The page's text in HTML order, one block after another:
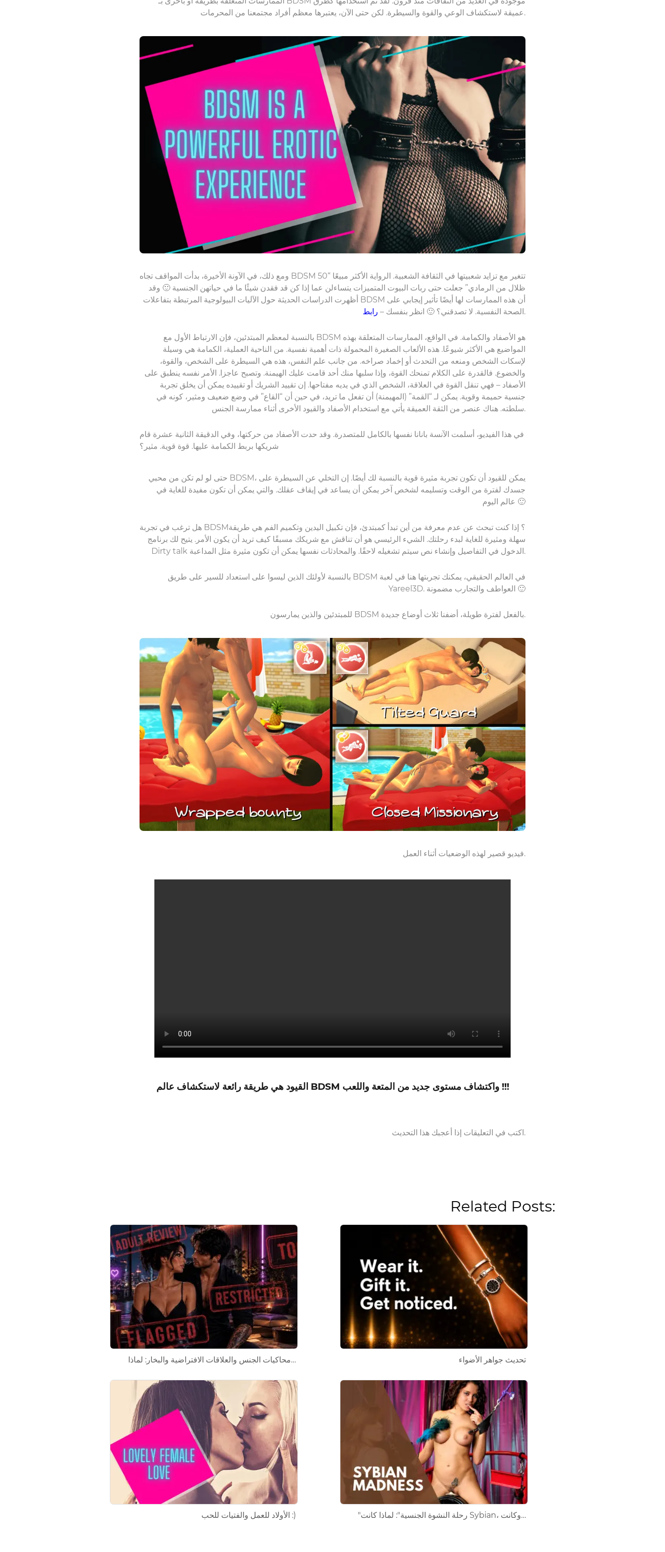
عميقة لاستكشاف الوعي والقوة والسيطرة. لكن حتى الآن، يعتبرها معظم أفراد مجتمعنا من المحرمات.
ومع ذلك، في الآونة الأخيرة، بدأت المواقف تجاه BDSM تتغير مع تزايد شعبيتها في الثقافة الشعبية. الرواية الأكثر مبيعًا “50
ظلال من الرمادي” جعلت حتى ربات البيوت المتميزات يتساءلن عما إذا كن قد فقدن شيئًا ما في حياتهن الجنسية 🙂 وقد
أظهرت الدراسات الحديثة حول الآليات البيولوجية المرتبطة بتفاعلات BDSM أن هذه الممارسات لها أيضًا تأثير إيجابي على
الصحة النفسية. لا تصدقني؟ 🙂 انظر بنفسك – رابط .
بالنسبة لمعظم المبتدئين، فإن الارتباط الأول مع BDSM هو الأصفاد والكمامة. في الواقع، الممارسات المتعلقة بهذه
المواضيع هي الأكثر شيوعًا. هذه الألعاب الصغيرة المحمولة ذات أهمية نفسية. من الناحية العملية، الكمامة هي وسيلة
لإسكات الشخص ومنعه من التحدث أو إخماد صراخه. من جانب علم النفس، هذه هي السيطرة على الشخص، والقوة،
والخضوع. فالقدرة على الكلام تمنحك القوة، وإذا سلبها منك أحد قامت عليك الهيمنة. وتصبح عاجزا. الأمر نفسه ينطبق على
الأصفاد – فهي تنقل القوة في العلاقة، الشخص الذي في يديه مفتاحها. إن تقييد الشريك أو تقييده يمكن أن يخلق تجربة
جنسية حميمة وقوية. يمكن لـ “القمة” (المهيمنة) أن تفعل ما تريد، في حين أن “القاع” في وضع ضعيف ومثير، كونه في
سلطته. هناك عنصر من الثقة العميقة يأتي مع استخدام الأصفاد والقيود الأخرى أثناء ممارسة الجنس.
في هذا الفيديو، أسلمت الآنسة بانانا نفسها بالكامل للمتصدرة. وقد حدت الأصفاد من حركتها، وفي الدقيقة الثانية عشرة قام
شريكها بربط الكمامة عليها. قوة قوية. مثير؟
حتى لو لم تكن من محبي BDSM، يمكن للقيود أن تكون تجربة مثيرة قوية بالنسبة لك أيضًا. إن التخلي عن السيطرة على
جسدك لفترة من الوقت وتسليمه لشخص آخر يمكن أن يساعد في إيقاف عقلك. والتي يمكن أن تكون مفيدة للغاية في
عالم اليوم 🙂
هل ترغب في تجربة BDSM؟ إذا كنت تبحث عن عدم معرفة من أين تبدأ كمبتدئ، فإن تكبيل اليدين وتكميم الفم هي طريقة
سهلة ومثيرة للغاية لبدء رحلتك. الشيء الرئيسي هو أن تناقش مع شريكك مسبقًا كيف تريد أن يكون الأمر. يتيح لك برنامج
Dirty talk الدخول في التفاصيل وإنشاء نص سيتم تشغيله لاحقًا. والمحادثات نفسها يمكن أن تكون مثيرة مثل المداعبة.
بالنسبة لأولئك الذين ليسوا على استعداد للسير على طريق BDSM في العالم الحقيقي، يمكنك تجربتها هنا في لعبة
Yareel3D. العواطف والتجارب مضمونة 🙂
للمبتدئين والذين يمارسون BDSM بالفعل لفترة طويلة، أضفنا ثلاث أوضاع جديدة.
فيديو قصير لهذه الوضعيات أثناء العمل.
القيود هي طريقة رائعة لاستكشاف عالم BDSM واكتشاف مستوى جديد من المتعة واللعب !!!
اكتب في التعليقات إذا أعجبك هذا التحديث.
Related Posts:
محاكيات الجنس والعلاقات الافتراضية والبخار: لماذا… تحديث جواهر الأضواء
الأولاد للعمل والفتيات للحب :) "رحلة النشوة الجنسية": لماذا كانت Sybian، وكانت…